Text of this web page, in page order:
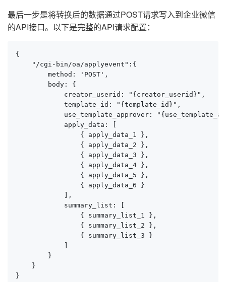
最后一步是将转换后的数据通过POST请求写入到企业微信
的API接口。以下是完整的API请求配置：
{
    "/cgi-bin/oa/applyevent":{
        method: 'POST',
        body: {
            creator_userid: "{creator_userid}",
            template_id: "{template_id}",
use_template_approver:
            apply_data: [
                { apply_data_1 },
                { apply_data_2 },
                { apply_data_3 },
                { apply_data_4 },
                { apply_data_5 },
                { apply_data_6 }
            ],
            summary_list: [
                { summary_list_1 },
                { summary_list_2 },
                { summary_list_3 }
            ]
        }
    }
}